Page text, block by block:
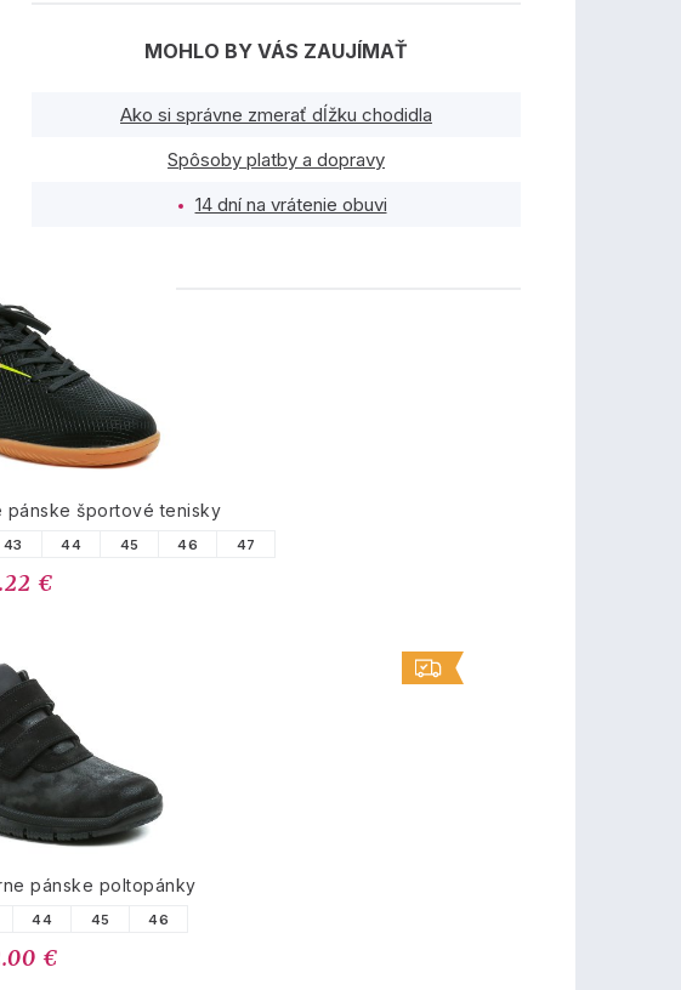
MOHLO BY VÁS ZAUJÍMAŤ
Ako si správne zmerať dĺžku chodidla
Spôsoby platby a dopravy
14 dní na vrátenie obuvi
pánske športové tenisky
43 44 45 46 47
€
pánske poltopánky
44 45 46
€